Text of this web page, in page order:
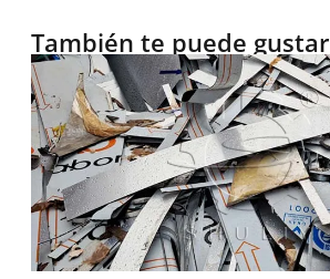
También te puede gustar